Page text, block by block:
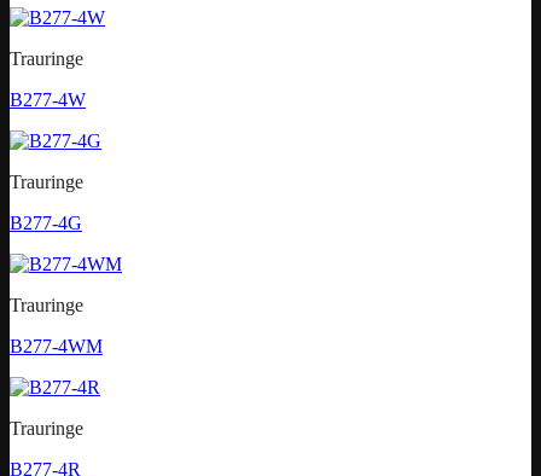
Trauringe
B277-4W
Trauringe
B277-4G
Trauringe
B277-4WM
Trauringe
B277-4R